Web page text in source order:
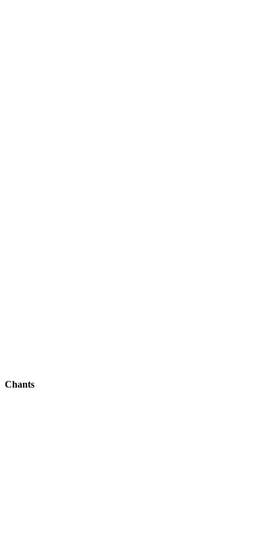
Chants